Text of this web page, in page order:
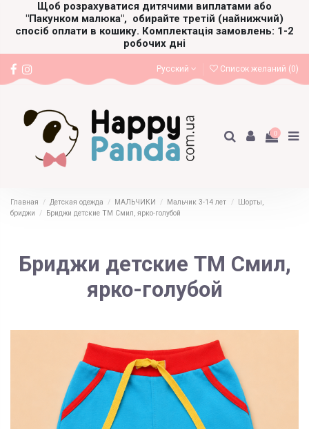
Щоб розрахуватися дитячими виплатами або
"Пакунком малюка", обирайте третій (найнижчий)
спосіб оплати в кошику. Комплектація замовлень: 1-2
робочих дні
Русский Список желаний (0)
0
Главная Детская одежда МАЛЬЧИКИ Мальчик 3-14 лет
Шорты,
бриджи
Бриджи детские ТМ Смил, ярко-голубой
Бриджи детские ТМ Смил,
ярко-голубой